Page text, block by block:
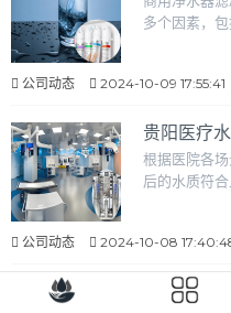
多个因素，包
公司动态 2024-10-09 17:55:41
贵阳医疗
根据医院各
后的水质符合
公司动态 2024-10-08